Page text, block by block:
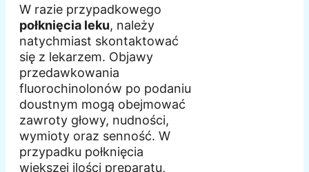
W razie przypadkowego
połknięcia leku, należy
natychmiast skontaktować
się z lekarzem. Objawy
przedawkowania
fluorochinolonów po podaniu
doustnym mogą obejmować
zawroty głowy, nudności,
wymioty oraz senność. W
przypadku połknięcia
większej ilości preparatu,